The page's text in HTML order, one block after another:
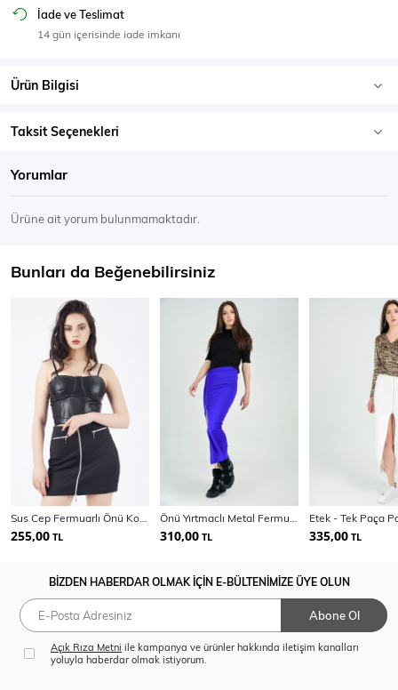
İade ve Teslimat
14 gün içerisinde iade imkanı
Ürün Bilgisi
Taksit Seçenekleri
Yorumlar
Ürüne ait yorum bulunmamaktadır.
Bunları da Beğenebilirsiniz
255,00 TL 310,00 TL 335,00 TL
BİZDEN HABERDAR OLMAK İÇİN E-BÜLTENİMİZE ÜYE OLUN
Abone Ol
Açık Rıza Metni ile kampanya ve ürünler hakkında iletişim kanalları
yoluyla haberdar olmak istiyorum.